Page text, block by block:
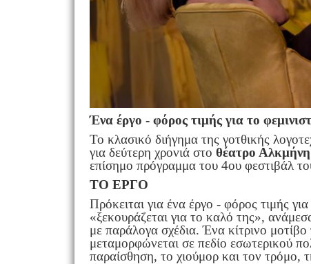
Ένα έργο - φόρος τιμής για το
Το κλασικό διήγημα της γοτθικής
για δεύτερη χρονιά στο θέατρο Αλκμήνη
επίσημο πρόγραμμα του 4ου φεστιβάλ
ΤΟ ΕΡΓΟ
Πρόκειται για ένα έργο - φόρος τιμής
«ξεκουράζεται για το καλό της»,
με παράλογα σχέδια. Ένα κίτρινο
μεταμορφώνεται σε πεδίο εσωτερικού
παραίσθηση, το χιούμορ και τον